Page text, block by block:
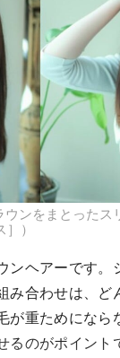
ンをまとったス
）
ンヘアーです。
み合わせは、ど
が重ためになら
るのがポイント